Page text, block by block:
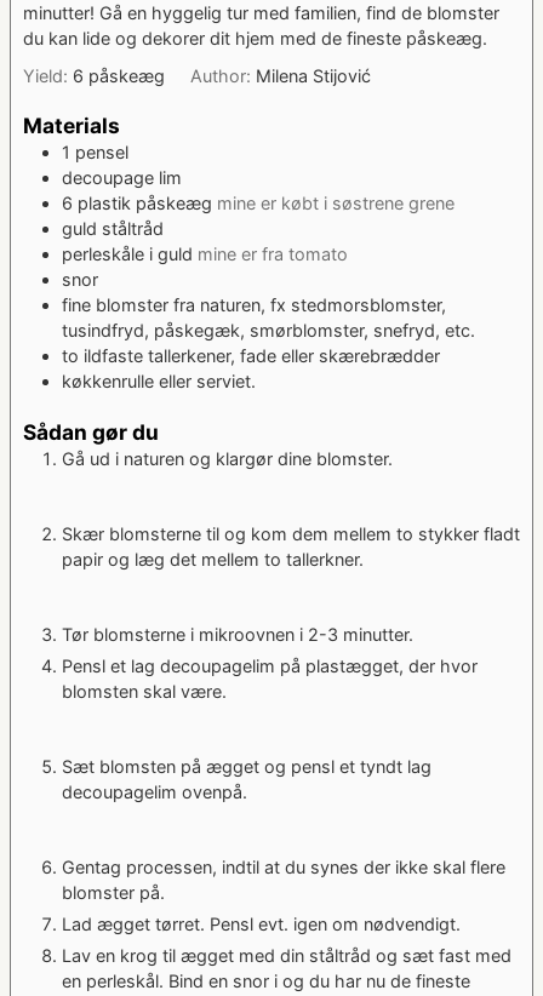
minutter! Gå en hyggelig tur med familien, find de blomster
du kan lide og dekorer dit hjem med de fineste påskeæg.
Yield: 6 påskeæg Author: Milena Stijović
Materials
1 pensel
decoupage lim
6 plastik påskeæg mine er købt i søstrene grene
guld ståltråd
perleskåle i guld mine er fra tomato
snor
fine blomster fra naturen, fx stedmorsblomster,
tusindfryd, påskegæk, smørblomster, snefryd, etc.
to ildfaste tallerkener, fade eller skærebrædder
køkkenrulle eller serviet.
Sådan gør du
Gå ud i naturen og klargør dine blomster.
Skær blomsterne til og kom dem mellem to stykker fladt
papir og læg det mellem to tallerkner.
Tør blomsterne i mikroovnen i 2-3 minutter.
Pensl et lag decoupagelim på plastægget, der hvor
blomsten skal være.
Sæt blomsten på ægget og pensl et tyndt lag
decoupagelim ovenpå.
Gentag processen, indtil at du synes der ikke skal flere
blomster på.
Lad ægget tørret. Pensl evt. igen om nødvendigt.
Lav en krog til ægget med din ståltråd og sæt fast med
en perleskål. Bind en snor i og du har nu de fineste